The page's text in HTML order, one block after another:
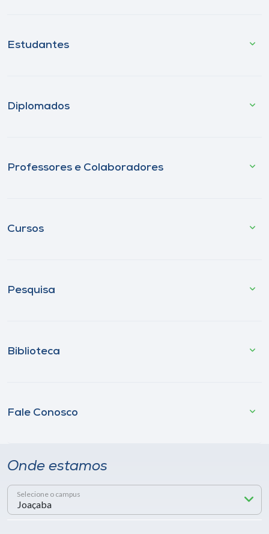
Estudantes
Diplomados
Professores e Colaboradores
Cursos
Pesquisa
Biblioteca
Fale Conosco
Onde estamos
Selecione o campus